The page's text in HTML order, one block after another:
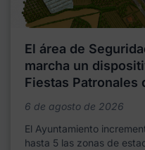
El área de
marcha un
Fiestas Patronales
6 de agosto de 2026
El Ayuntamiento
hasta 5 las zonas de